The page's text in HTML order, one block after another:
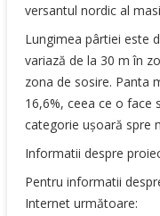
versantul nordic al
Lungimea pârtiei este
variază de la 30 m în
zona de sosire. Panta
16,6%, ceea ce o face
categorie uşoară spre
Informatii despre
Pentru informatii
Internet următoare: